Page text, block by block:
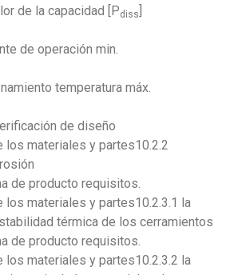
de la capacidad [Pdiss
de operación min.
temperatura máx.
de diseño
los materiales y partes10.2.2
de producto requisitos.
los materiales y partes10.2.3.1 la
térmica de los cerramientos
de producto requisitos.
los materiales y partes10.2.3.2 la